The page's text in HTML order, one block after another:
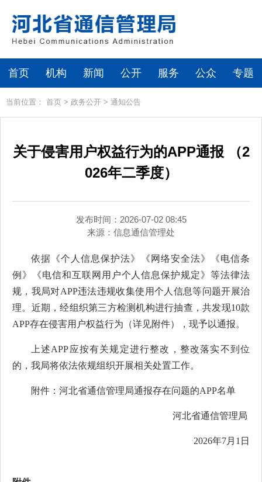
首页 机构 新闻 公开 服务 公众 专题
当前位置： 首页 > 政务公开 > 通知公告
关于侵害用户权益行为的APP通报 （2
026年二季度）
发布时间：2026-07-02 08:45
来源： 信息通信管理处
依据《个人信息保护法》《网络安全法》《电信条
例》《电信和互联网用户个人信息保护规定》等法律法
规，我局对APP违法违规收集使用个人信息等问题开展治
理。近期，经组织第三方检测机构进行抽查，共发现10款
APP存在侵害用户权益行为（详见附件），现予以通报。
上述APP应按有关规定进行整改，整改落实不到位
的，我局将依法依规组织开展相关处置工作。
附件：河北省通信管理局通报存在问题的APP名单
河北省通信管理局
2026年7月1日